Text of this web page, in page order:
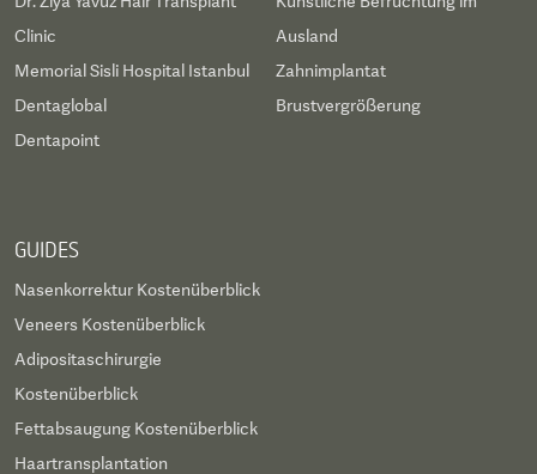
Clinic
Memorial Sisli Hospital Istanbul
Dentaglobal
Dentapoint
Ausland
Zahnimplantat
Brustvergrößerung
GUIDES
Nasenkorrektur Kostenüberblick
Veneers Kostenüberblick
Adipositaschirurgie
Kostenüberblick
Fettabsaugung Kostenüberblick
Haartransplantation